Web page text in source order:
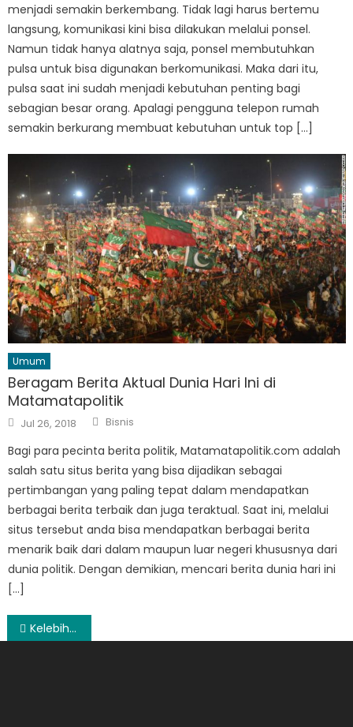
menjadi semakin berkembang. Tidak lagi harus bertemu
langsung, komunikasi kini bisa dilakukan melalui ponsel.
Namun tidak hanya alatnya saja, ponsel membutuhkan
pulsa untuk bisa digunakan berkomunikasi. Maka dari itu,
pulsa saat ini sudah menjadi kebutuhan penting bagi
sebagian besar orang. Apalagi pengguna telepon rumah
semakin berkurang membuat kebutuhan untuk top […]
Umum
Beragam Berita Aktual Dunia Hari Ini di
Matamatapolitik
Posted
on
Jul 26, 2018 Author
Bisnis
Bagi para pecinta berita politik, Matamatapolitik.com adalah
salah satu situs berita yang bisa dijadikan sebagai
pertimbangan yang paling tepat dalam mendapatkan
berbagai berita terbaik dan juga teraktual. Saat ini, melalui
situs tersebut anda bisa mendapatkan berbagai berita
menarik baik dari dalam maupun luar negeri khususnya dari
dunia politik. Dengan demikian, mencari berita dunia hari ini
[…]
Post
Kelebihan GRE preparation Jakarta